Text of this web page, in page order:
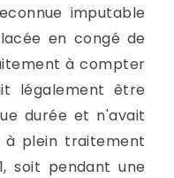
imputable
en congé de
à compter
légalement être
durée et n'avait
à plein traitement
soit pendant une